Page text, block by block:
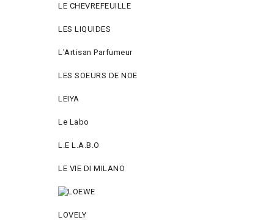
LE CHEVREFEUILLE
LES LIQUIDES
L'Artisan Parfumeur
LES SOEURS DE NOE
LEIYA
Le Labo
L.Е L.А.B.О
LE VIE DI MILANO
LOVELY